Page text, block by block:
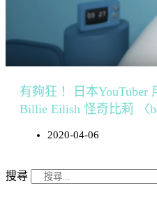
有夠狂！ 日本YouTuber
Billie Eilish 怪奇比莉 〈
2020-04-06
搜尋